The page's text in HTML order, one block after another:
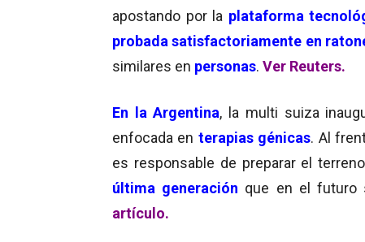
apostando por la plataforma
probada satisfactoriamente en
similares en personas. Ver Reuters.
En la Argentina, la multi suiza
enfocada en terapias génicas. Al
es responsable de preparar el
última generación que en el futuro
artículo.